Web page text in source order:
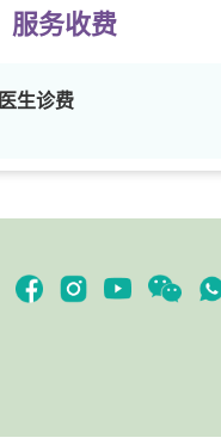
服务收费
医生诊费